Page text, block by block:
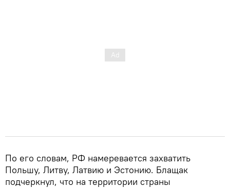
По его словам, РФ намеревается захватить
Польшу, Литву, Латвию и Эстонию. Блащак
подчеркнул, что на территории страны